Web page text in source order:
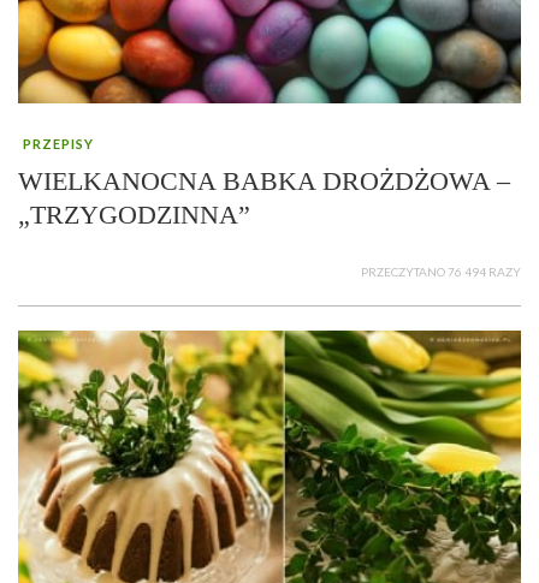
PRZEPISY
WIELKANOCNA BABKA DROŻDŻOWA –
„TRZYGODZINNA”
PRZECZYTANO 76 494 RAZY